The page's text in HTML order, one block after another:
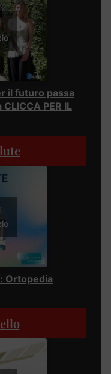
il futuro passa
PER IL
Ortopedia